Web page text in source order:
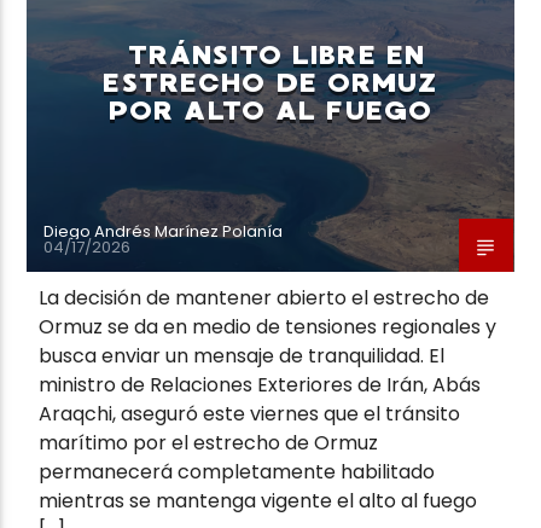
TRÁNSITO LIBRE EN
ESTRECHO DE ORMUZ
POR ALTO AL FUEGO
Diego Andrés Marínez Polanía
04/17/2026
La decisión de mantener abierto el estrecho de
Ormuz se da en medio de tensiones regionales y
busca enviar un mensaje de tranquilidad. El
ministro de Relaciones Exteriores de Irán, Abás
Araqchi, aseguró este viernes que el tránsito
marítimo por el estrecho de Ormuz
permanecerá completamente habilitado
mientras se mantenga vigente el alto al fuego